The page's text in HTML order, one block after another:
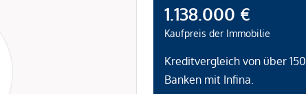
1.138.000 €
Kaufpreis der Immobilie
Kreditvergleich von über 150
Banken mit Infina.